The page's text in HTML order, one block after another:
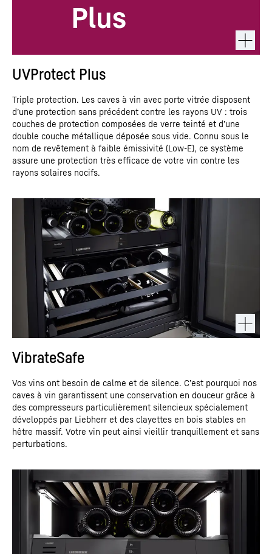
UVProtect Plus
Triple protection. Les caves à vin avec porte vitrée disposent
d’une protection sans précédent contre les rayons UV : trois
couches de protection composées de verre teinté et d’une
double couche métallique déposée sous vide. Connu sous le
nom de revêtement à faible émissivité (Low-E), ce système
assure une protection très efficace de votre vin contre les
rayons solaires nocifs.
VibrateSafe
Vos vins ont besoin de calme et de silence. C’est pourquoi nos
caves à vin garantissent une conservation en douceur grâce à
des compresseurs particulièrement silencieux spécialement
développés par Liebherr et des clayettes en bois stables en
hêtre massif. Votre vin peut ainsi vieillir tranquillement et sans
perturbations.